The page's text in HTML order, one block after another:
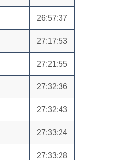
26:57:37
27:17:53
27:21:55
27:32:36
27:32:43
27:33:24
27:33:28